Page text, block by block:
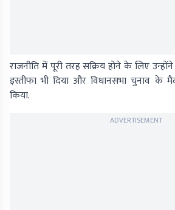
राजनीति में पूरी तरह सक्रिय होने के लिए
इस्तीफा भी दिया और विधानसभा चुनाव के
किया.
ADVERTISEMENT